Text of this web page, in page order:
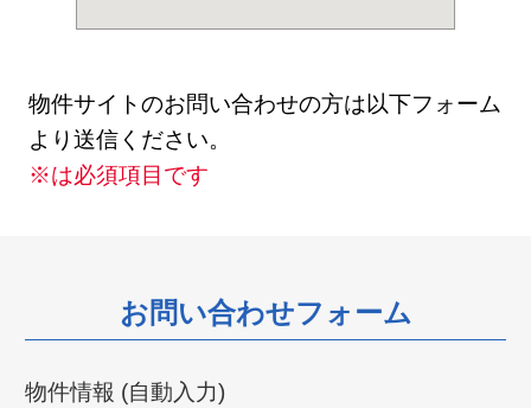
物件サイトのお問い合わせの方は以下フォーム
より送信ください。
※は必須項目です
お問い合わせフォーム
物件情報 (自動入力)